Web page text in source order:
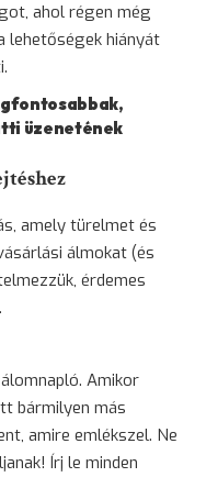
ahol régen még
lehetőségek hiányát
üzenetének
amely türelmet és
álmokat (és
érdemes
Amikor
bármilyen más
amire emlékszel. Ne
Írj le minden